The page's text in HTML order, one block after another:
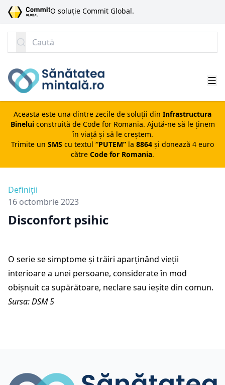
SARI LA CONȚINUT
O soluție Commit Global.
Caută
Aceasta este una dintre zecile de soluții din Infrastructura
Bineluiconstruită de Code for Romania. Ajută-ne să le ținem
în viață și să le creștem.
Trimite un SMS cu textul “PUTEM” la 8864 și donează 4 euro
către Code for Romania.
Definiții
16 octombrie 2023
Disconfort psihic
O serie se simptome și trăiri aparținând vieții
interioare a unei persoane, considerate în mod
obișnuit ca supărătoare, neclare sau ieșite din comun.
Sursa: DSM 5